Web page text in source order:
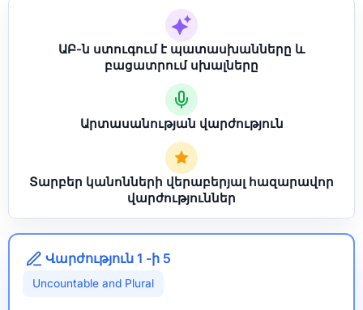
ԱԲ-ն ստուգում է պատասխանները և
բացատրում սխալները
Արտասանության վարժություն
Տարբեր կանոնների վերաբերյալ հազարավոր
վարժություններ
Վարժություն 1 -ի 5
Uncountable and Plural